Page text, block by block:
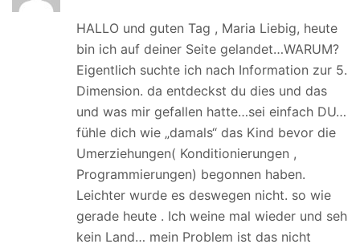
HALLO und guten Tag , Maria Liebig, heute
bin ich auf deiner Seite gelandet…WARUM?
Eigentlich suchte ich nach Information zur 5.
Dimension. da entdeckst du dies und das
und was mir gefallen hatte…sei einfach DU…
fühle dich wie „damals“ das Kind bevor die
Umerziehungen( Konditionierungen ,
Programmierungen) begonnen haben.
Leichter wurde es deswegen nicht. so wie
gerade heute . Ich weine mal wieder und seh
kein Land… mein Problem ist das nicht